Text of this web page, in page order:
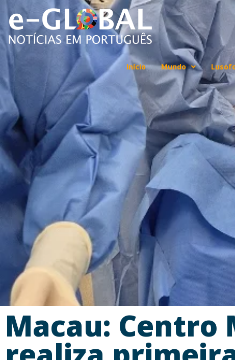
Início Mundo
Macau: Centro